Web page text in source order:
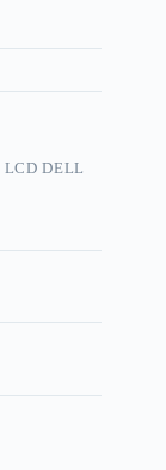
LCD DELL